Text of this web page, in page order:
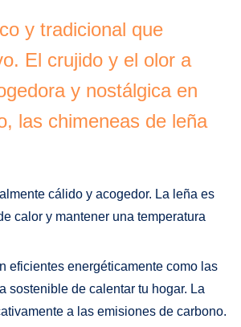
y tradicional que
El crujido y el olor a
y nostálgica en
las chimeneas de leña
cálido y acogedor. La leña es
calor y mantener una temperatura
eficientes energéticamente como las
sostenible de calentar tu hogar. La
a las emisiones de carbono.